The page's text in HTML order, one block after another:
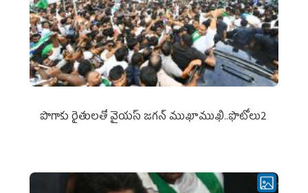
పొగాకు రైతుల‌తో వైయ‌స్ జ‌గ‌న్ ముఖాముఖి..ఫొటోలు2